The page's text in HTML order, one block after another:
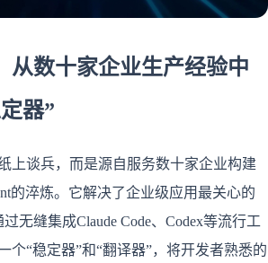
从数十家企业生产经验中
器”
上谈兵，而是源自服务数十家企业构建
的淬炼。它解决了企业级应用最关心的
无缝集成Claude Code、Codex等流行工
个“稳定器”和“翻译器”，将开发者熟悉的